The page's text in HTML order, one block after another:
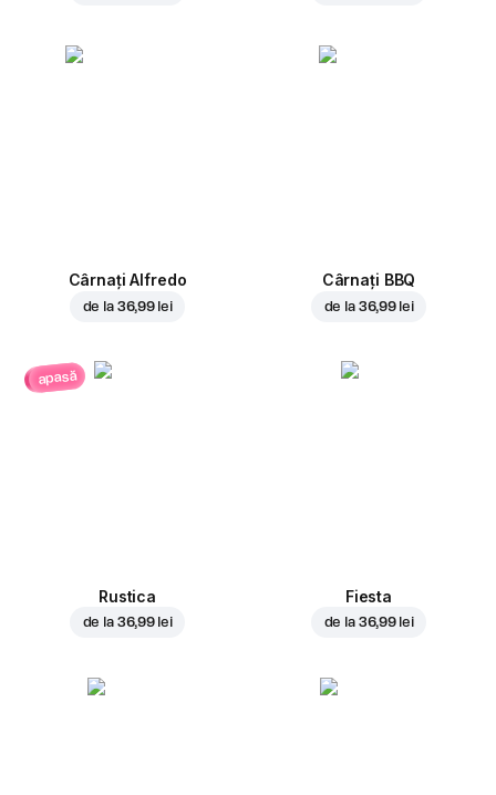
Cârnați Alfredo
de la 36,99 lei
Cârnați BBQ
de la 36,99 lei
apasă
Rustica
de la 36,99 lei
Fiesta
de la 36,99 lei